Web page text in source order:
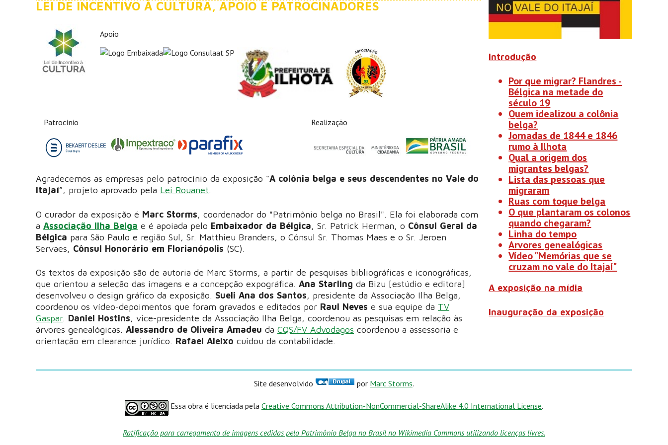
LEI DE INCENTIVO À CULTURA, APOIO E PATROCINADORES
Apoio
Patrocínio Realização
Agradecemos as empresas pelo patrocínio da exposição “A colônia belga e seus descendentes no Vale do
Itajaí”, projeto aprovado pela Lei Rouanet.
O curador da exposição é Marc Storms, coordenador do "Patrimônio belga no Brasil". Ela foi elaborada com
a Associação Ilha Belga e é apoiada pelo Embaixador da Bélgica, Sr. Patrick Herman, o Cônsul Geral da
Bélgica para São Paulo e região Sul, Sr. Matthieu Branders, o Cônsul Sr. Thomas Maes e o Sr. Jeroen
Servaes, Cônsul Honorário em Florianópolis (SC).
Os textos da exposição são de autoria de Marc Storms, a partir de pesquisas bibliográficas e iconográficas,
que orientou a seleção das imagens e a concepção expográfica. Ana Starling da Bizu [estúdio e editora]
desenvolveu o design gráfico da exposição. Sueli Ana dos Santos, presidente da Associação Ilha Belga,
coordenou os vídeo-depoimentos que foram gravados e editados por Raul Neves e sua equipe da TV
Gaspar. Daniel Hostins, vice-presidente da Associação Ilha Belga, coordenou as pesquisas em relação às
árvores genealógicas. Alessandro de Oliveira Amadeu da CQS/FV Advodagos coordenou a assessoria e
orientação em clearance jurídico. Rafael Aleixo cuidou da contabilidade.
Introdução
Por que migrar? Flandres -
Bélgica na metade do
século 19
Quem idealizou a colônia
belga?
Jornadas de 1844 e 1846
rumo à Ilhota
Qual a origem dos
migrantes belgas?
Lista das pessoas que
migraram
Ruas com toque belga
O que plantaram os colonos
quando chegaram?
Linha do tempo
Arvores genealógicas
Vídeo "Memórias que se
cruzam no vale do Itajaí"
A exposição na mídia
Inauguração da exposição
Site desenvolvido por Marc Storms.
Essa obra é licenciada pela Creative Commons Attribution-NonCommercial-ShareAlike 4.0 International License.
Ratificação para carregamento de imagens cedidas pelo Patrimônio Belga no Brasil no Wikimedia Commons utilizando licenças livres.